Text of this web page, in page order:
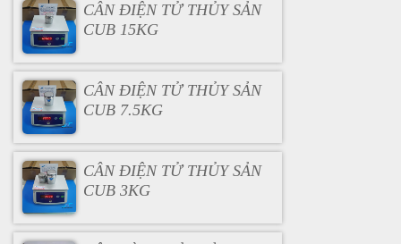
CÂN ĐIỆN TỬ THỦY SẢN
CUB 15KG
CÂN ĐIỆN TỬ THỦY SẢN
CUB 7.5KG
CÂN ĐIỆN TỬ THỦY SẢN
CUB 3KG